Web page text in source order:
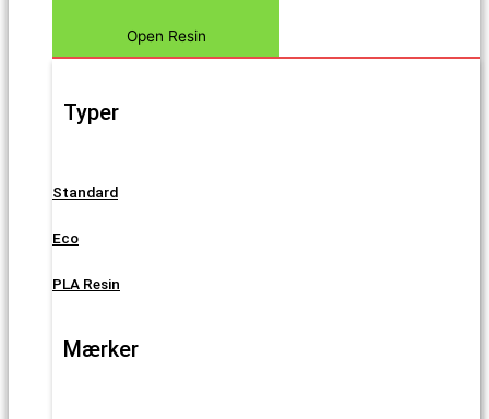
Open Resin
Typer
Standard
Eco
PLA Resin
Mærker